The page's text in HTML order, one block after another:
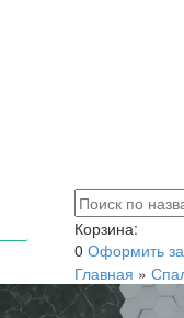
Корзина:
0 Оформить
Главная »